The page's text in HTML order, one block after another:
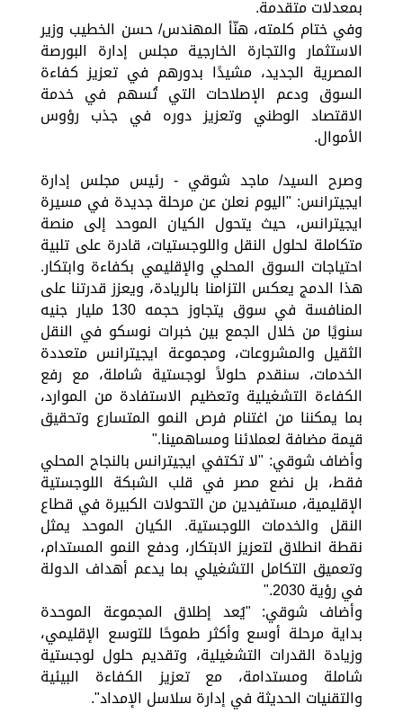
بمعدلات متقدمة.
وفي ختام كلمته، هنّأ المهندس/ حسن الخطيب وزير
الاستثمار والتجارة الخارجية مجلس إدارة البورصة
المصرية الجديد، مشيدًا بدورهم في تعزيز كفاءة
السوق ودعم الإصلاحات التي تُسهم في خدمة
الاقتصاد الوطني وتعزيز دوره في جذب رؤوس
الأموال.
وصرح السيد/ ماجد شوقي - رئيس مجلس إدارة
ايجيترانس: "اليوم نعلن عن مرحلة جديدة في مسيرة
ايجيترانس، حيث يتحول الكيان الموحد إلى منصة
متكاملة لحلول النقل واللوجستيات، قادرة على تلبية
احتياجات السوق المحلي والإقليمي بكفاءة وابتكار.
هذا الدمج يعكس التزامنا بالريادة، ويعزز قدرتنا على
المنافسة في سوق يتجاوز حجمه 130 مليار جنيه
سنويًا من خلال الجمع بين خبرات نوسكو في النقل
الثقيل والمشروعات، ومجموعة ايجيترانس متعددة
الخدمات، سنقدم حلولاً لوجستية شاملة، مع رفع
الكفاءة التشغيلية وتعظيم الاستفادة من الموارد،
بما يمكننا من اغتنام فرص النمو المتسارع وتحقيق
قيمة مضافة لعملائنا ومساهمينا."
وأضاف شوقي: "لا تكتفي ايجيترانس بالنجاح المحلي
فقط، بل نضع مصر في قلب الشبكة اللوجستية
الإقليمية، مستفيدين من التحولات الكبيرة في قطاع
النقل والخدمات اللوجستية. الكيان الموحد يمثل
نقطة انطلاق لتعزيز الابتكار، ودفع النمو المستدام،
وتعميق التكامل التشغيلي بما يدعم أهداف الدولة
في رؤية 2030."
وأضاف شوقي: "يُعد إطلاق المجموعة الموحدة
بداية مرحلة أوسع وأكثر طموحًا للتوسع الإقليمي،
وزيادة القدرات التشغيلية، وتقديم حلول لوجستية
شاملة ومستدامة، مع تعزيز الكفاءة البيئية
والتقنيات الحديثة في إدارة سلاسل الإمداد".